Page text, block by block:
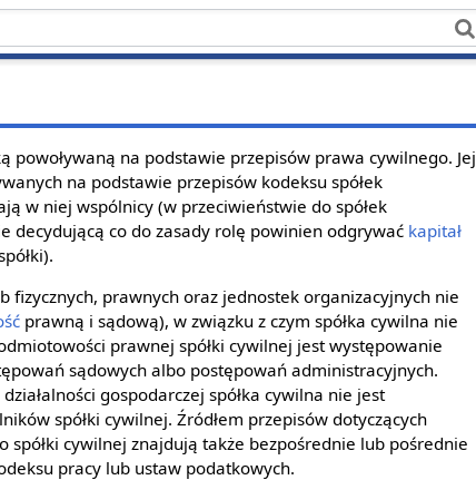
powoływaną na podstawie przepisów prawa cywilnego. Jej
na podstawie przepisów kodeksu spółek
w niej wspólnicy (w przeciwieństwie do spółek
decydującą co do zasady rolę powinien odgrywać kapitał
fizycznych, prawnych oraz jednostek organizacyjnych nie
prawną i sądową), w związku z czym spółka cywilna nie
prawnej spółki cywilnej jest występowanie
sądowych albo postępowań administracyjnych.
gospodarczej spółka cywilna nie jest
spółki cywilnej. Źródłem przepisów dotyczących
spółki cywilnej znajdują także bezpośrednie lub pośrednie
pracy lub ustaw podatkowych.